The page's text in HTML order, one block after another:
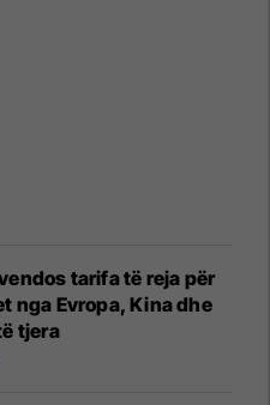
tarifa të reja për
nga Evropa, Kina dhe
tjera